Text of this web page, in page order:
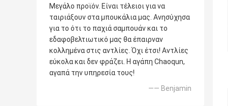
Μεγάλο προϊόν. Είναι τέλειοι για να
ταιριάξουν στα μπουκάλια μας. Ανησύχησα
για το ότι το παχιά σαμπουάν και το
εδαφοβελτιωτικό μας θα έπαιρναν
κολλημένα στις αντλίες. Όχι έτσι! Αντλίες
εύκολα και δεν φράζει. Η αγάπη Chaoqun,
αγαπά την υπηρεσία τους!
—— Benjamin